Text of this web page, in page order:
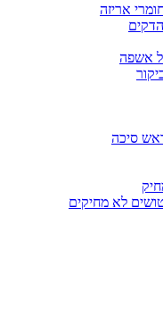
אריזה
אשפה
סיכה
לא מחיקים